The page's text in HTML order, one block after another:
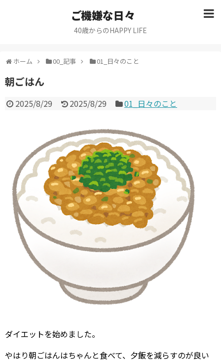
ご機嫌な日々
40歳からのHAPPY LIFE
ホーム 00_記事 01_日々のこと
朝ごはん
2025/8/29 2025/8/29 01_日々のこと
ダイエットを始めました。
やはり朝ごはんはちゃんと食べて、夕飯を減らすのが良い